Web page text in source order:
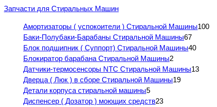
Запчасти для Стиральных Машин
Амортизаторы ( успокоители ) Стиральной Машины100
Баки-Полубаки-Барабаны Стиральной Машины67
Блок подшипник ( Суппорт) Стиральной Машины40
Блокиратор барабана Стиральной Машины2
Датчики-термосенсоры NTC Стиральной Машины13
Дверца ( Люк ) в сборе Стиральной Машины19
Детали корпуса стиральной машины5
Диспенсер ( Дозатор ) моющих средств23